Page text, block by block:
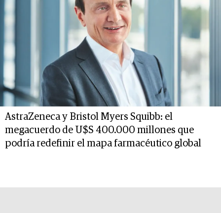
AstraZeneca y Bristol Myers Squibb: el
megacuerdo de U$S 400.000 millones que
podría redefinir el mapa farmacéutico global